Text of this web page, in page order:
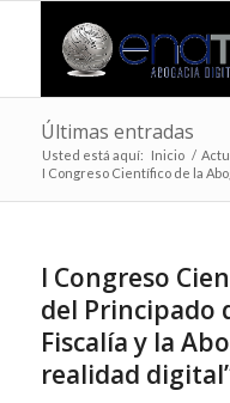
Últimas entradas
Usted está aquí: Inicio /
I Congreso Científico de la
I Congreso
del Principado
Fiscalía y la
realidad